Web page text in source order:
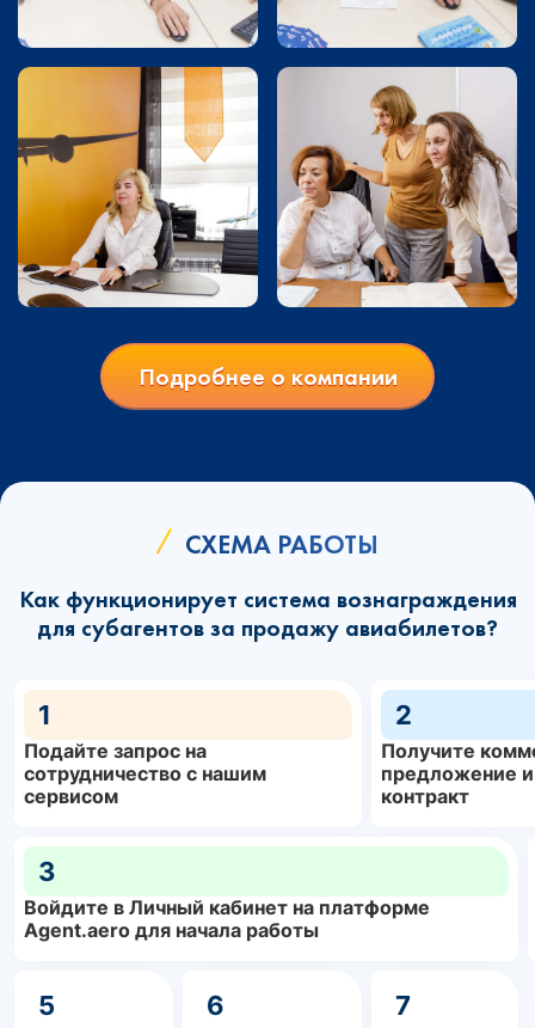
Подробнее о компании
СХЕМА РАБОТЫ
Как функционирует система вознаграждения
для субагентов за продажу авиабилетов?
1
Подайте запрос на
сотрудничество с нашим
сервисом
2
Получите
предложение
контракт
3
Войдите в Личный кабинет на платформе
Agent.aero для начала работы
5 6 7